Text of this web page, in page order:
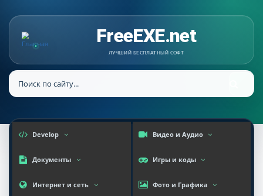
FreeEXE.net
ЛУЧШИЙ БЕСПЛАТНЫЙ СОФТ
Develop Видео и Аудио
Документы Игры и коды
Интернет и сеть Фото и Графика